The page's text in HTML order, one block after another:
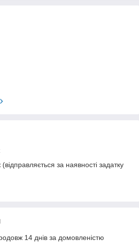
за наявності задатку
14 днів за домовленістю